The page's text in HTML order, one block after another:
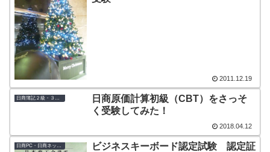
2011.12.19
日商原価計算初級（CBT）をさっそ
く受験してみた！
2018.04.12
日商PC・日商ネット検定
ビジネスキーボード認定試験 認定証